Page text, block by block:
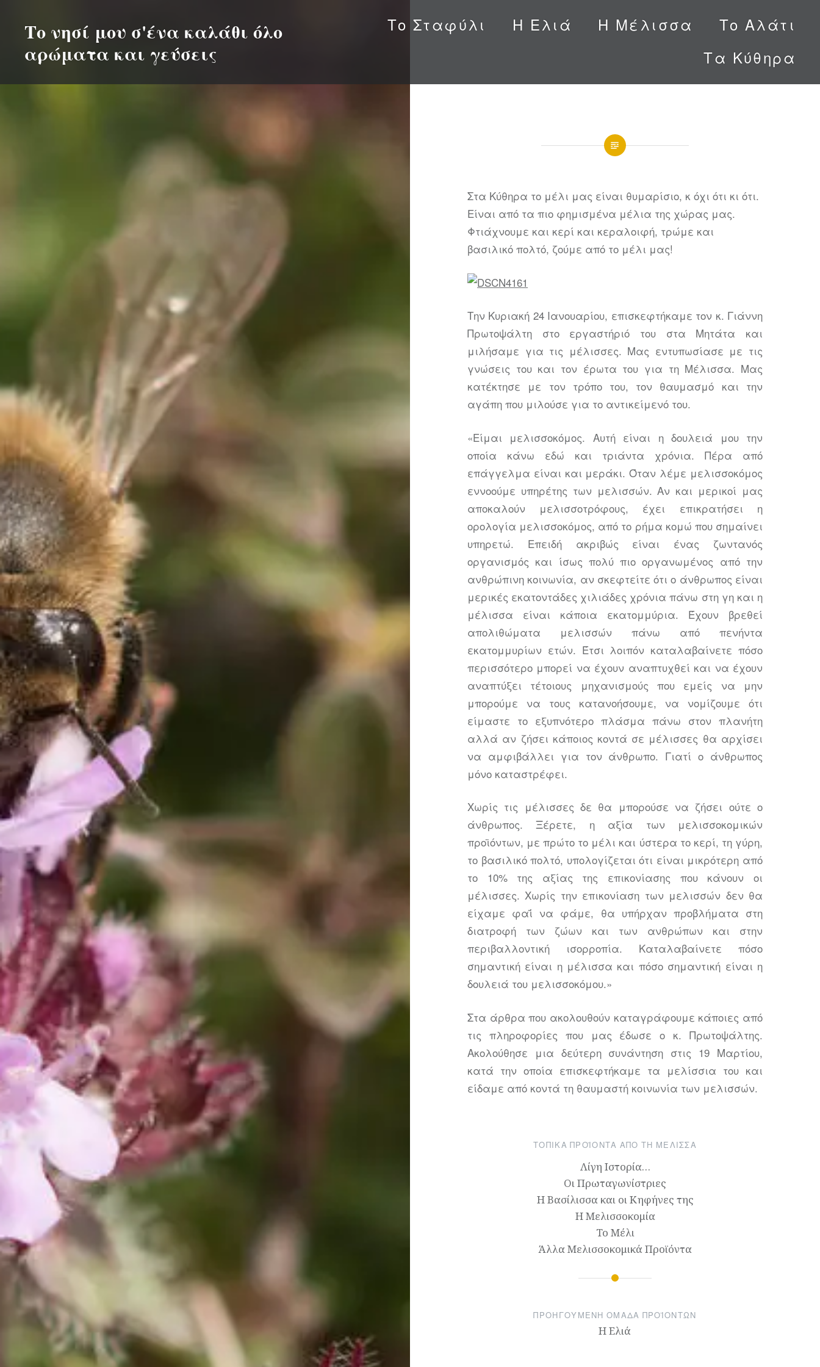
contentΤο νησί μου σ'ένα καλάθι όλο
αρώματα και γεύσεις
Το Σταφύλι Η Ελιά Η Μέλισσα
Το Αλάτι
Τα Κύθηρα
Στα Κύθηρα το μέλι μας είναι θυμαρίσιο, κ όχι ότι κι ότι.
Είναι από τα πιο φημισμένα μέλια της χώρας μας.
Φτιάχνουμε και κερί και κεραλοιφή, τρώμε και
βασιλικό πολτό, ζούμε από το μέλι μας!
Την Κυριακή 24 Ιανουαρίου, επισκεφτήκαμε τον κ. Γιάννη
Πρωτοψάλτη στο εργαστήριό του στα Μητάτα και
μιλήσαμε για τις μέλισσες. Μας εντυπωσίασε με τις
γνώσεις του και τον έρωτα του για τη Μέλισσα. Μας
κατέκτησε με τον τρόπο του, τον θαυμασμό και την
αγάπη που μιλούσε για το αντικείμενό του.
«Είμαι μελισσοκόμος. Αυτή είναι η δουλειά μου την
οποία κάνω εδώ και τριάντα χρόνια. Πέρα από
επάγγελμα είναι και μεράκι. Όταν λέμε μελισσοκόμος
εννοούμε υπηρέτης των μελισσών. Αν και μερικοί μας
αποκαλούν μελισσοτρόφους, έχει επικρατήσει η
ορολογία μελισσοκόμος, από το ρήμα κομώ που σημαίνει
υπηρετώ. Επειδή ακριβώς είναι ένας ζωντανός
οργανισμός και ίσως πολύ πιο οργανωμένος από την
ανθρώπινη κοινωνία, αν σκεφτείτε ότι ο άνθρωπος είναι
μερικές εκατοντάδες χιλιάδες χρόνια πάνω στη γη και η
μέλισσα είναι κάποια εκατομμύρια. Έχουν βρεθεί
απολιθώματα μελισσών πάνω από πενήντα
εκατομμυρίων ετών. Έτσι λοιπόν καταλαβαίνετε πόσο
περισσότερο μπορεί να έχουν αναπτυχθεί και να έχουν
αναπτύξει τέτοιους μηχανισμούς που εμείς να μην
μπορούμε να τους κατανοήσουμε, να νομίζουμε ότι
είμαστε το εξυπνότερο πλάσμα πάνω στον πλανήτη
αλλά αν ζήσει κάποιος κοντά σε μέλισσες θα αρχίσει
να αμφιβάλλει για τον άνθρωπο. Γιατί ο άνθρωπος
μόνο καταστρέφει.
Χωρίς τις μέλισσες δε θα μπορούσε να ζήσει ούτε ο
άνθρωπος. Ξέρετε, η αξία των μελισσοκομικών
προϊόντων, με πρώτο το μέλι και ύστερα το κερί, τη γύρη,
το βασιλικό πολτό, υπολογίζεται ότι είναι μικρότερη από
το 10% της αξίας της επικονίασης που κάνουν οι
μέλισσες. Χωρίς την επικονίαση των μελισσών δεν θα
είχαμε φαΐ να φάμε, θα υπήρχαν προβλήματα στη
διατροφή των ζώων και των ανθρώπων και στην
περιβαλλοντική ισορροπία. Καταλαβαίνετε πόσο
σημαντική είναι η μέλισσα και πόσο σημαντική είναι η
δουλειά του μελισσοκόμου.»
Στα άρθρα που ακολουθούν καταγράφουμε κάποιες από
τις πληροφορίες που μας έδωσε ο κ. Πρωτοψάλτης.
Ακολούθησε μια δεύτερη συνάντηση στις 19 Μαρτίου,
κατά την οποία επισκεφτήκαμε τα μελίσσια του και
είδαμε από κοντά τη θαυμαστή κοινωνία των μελισσών.
ΤΟΠΙΚΆ ΠΡΟΪΌΝΤΑ ΑΠΌ ΤΗ ΜΈΛΙΣΣΑ
Λίγη Ιστορία…
Οι Πρωταγωνίστριες
Η Βασίλισσα και οι Κηφήνες της
Η Μελισσοκομία
Το Μέλι
Άλλα Μελισσοκομικά Προϊόντα
ΠΡΟΗΓΟΎΜΕΝΗ ΟΜΆΔΑ ΠΡΟΪΌΝΤΩΝ
Η Ελιά